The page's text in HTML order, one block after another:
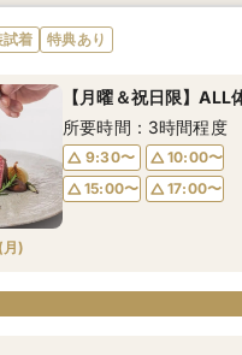
日)
【フリードリンク特典
9:30〜
10:00〜
15:00〜
17:00〜
日)
【自宅で式場見学★】
10:00〜 17:00〜
日)
【迷っている方も大歓
10:00〜
15:00〜
17:00〜
日)
＼前々日〜当日予約◎
9:30〜
10:00〜
15:00〜
17:00〜
日)
【フォト婚】貸切邸宅
9:30〜
10:00〜
15:00〜
17:00〜
日)
今月限定【130万優待
9:30〜
10:00〜
15:00〜
17:00〜
試着 特典あり
( 月)
【月曜＆祝日限】
所要時間：3時間程度
9:30〜
10:00〜
15:00〜
17:00〜